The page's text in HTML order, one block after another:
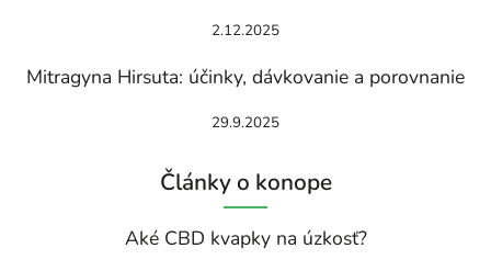
2.12.2025
Mitragyna Hirsuta: účinky, dávkovanie a porovnanie
29.9.2025
Články o konope
Aké CBD kvapky na úzkosť?